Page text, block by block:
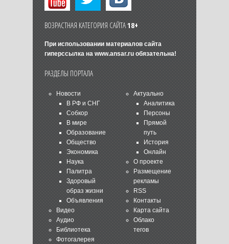
ВОЗРАСТНАЯ КАТЕГОРИЯ САЙТА18+
При использовании материалов сайта
гиперссылка на www.ansar.ruобязательна!
РАЗДЕЛЫ ПОРТАЛА
Новости
В РФ и СНГ
Собкор
В мире
Образование
Общество
Экономика
Наука
Палитра
Здоровый
образ жизни
Объявления
Видео
Аудио
Библиотека
Фотогалерея
Актуально
Аналитика
Персоны
Прямой
путь
История
Онлайн
О проекте
Размещение
рекламы
RSS
Контакты
Карта сайта
Облако
тегов